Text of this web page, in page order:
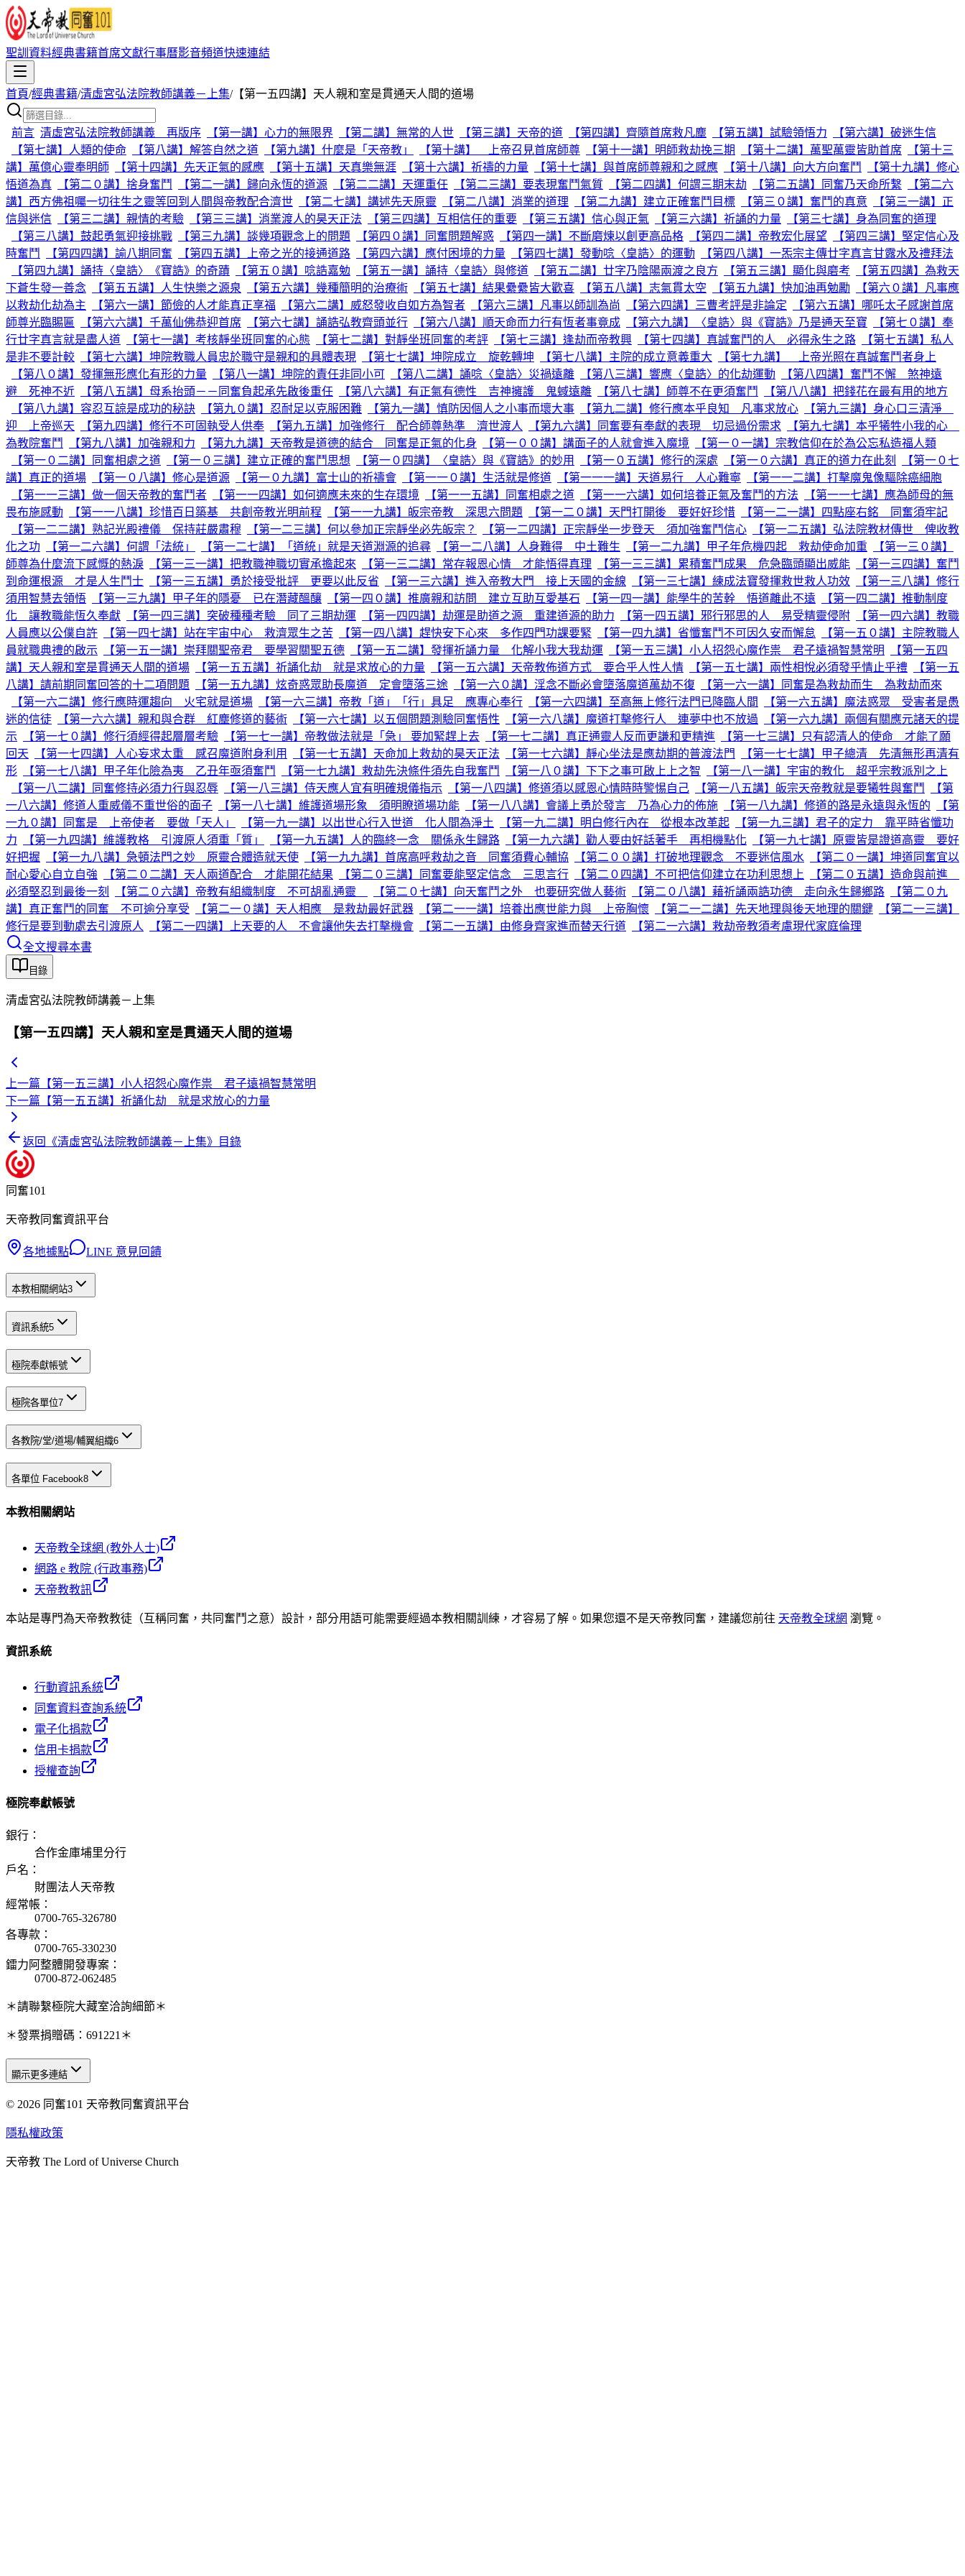
聖訓資料經典書籍首席文獻行事曆影音頻道快速連結
首頁/經典書籍/清虛宮弘法院教師講義－上集/【第一五四講】天人親和室是貫通天人間的道場
前言 清虛宮弘法院教師講義 再版序 【第一講】心力的無限界 【第二講】無常的人世 【第三講】天帝的道 【第四講】齊隨首席救凡塵 【第五講】試驗領悟力
【第六講】破迷生信
【第七講】人類的使命
【第八講】解答自然之道 【第九講】什麼是「天帝教」 【第十講】 上帝召見首席師尊 【第十一講】明師救劫挽三期 【第十二講】萬聖萬靈皆助首席
【第十三
講】萬億心靈奉明師
【第十四講】先天正氣的感應 【第十五講】天真樂無涯 【第十六講】祈禱的力量 【第十七講】與首席師尊親和之感應 【第十八講】向大方向奮鬥
【第十九講】修心
悟道為真
【第二０講】捨身奮鬥 【第二一講】歸向永恆的道源 【第二二講】天運重任 【第二三講】要表現奮鬥氣質 【第二四講】何謂三期末劫 【第二五講】同奮乃天命所繫
【第二六
講】西方佛祖囑一切往生之靈等回到人間與帝教配合濟世
【第二七講】講述先天原靈 【第二八講】消業的道理 【第二九講】建立正確奮鬥目標 【第三０講】奮鬥的真意
【第三一講】正
信與迷信
【第三二講】親情的考驗 【第三三講】消業渡人的昊天正法 【第三四講】互相信任的重要 【第三五講】信心與正氣 【第三六講】祈誦的力量
【第三七講】身為同奮的道理
【第三八講】鼓起勇氣迎接挑戰
【第三九講】談幾項觀念上的問題 【第四０講】同奮問題解惑 【第四一講】不斷磨煉以創更高品格 【第四二講】帝教宏化展望
【第四三講】堅定信心及
時奮鬥
【第四四講】諭八期同奮 【第四五講】上帝之光的接通道路 【第四六講】應付困境的力量 【第四七講】發動唸〈皇誥〉的運動
【第四八講】一炁宗主傳廿字真言甘露水及禮拜法
【第四九講】誦持〈皇誥〉《寶誥》的奇蹟
【第五０講】唸誥嘉勉 【第五一講】誦持〈皇誥〉與修道 【第五二講】廿字乃陰陽兩渡之良方 【第五三講】顯化與磨考
【第五四講】為救天
下蒼生發一善念
【第五五講】人生快樂之源泉 【第五六講】幾種簡明的治療術 【第五七講】結果纍纍皆大歡喜 【第五八講】志氣貫太空 【第五九講】快加油再勉勵
【第六０講】凡事應
以救劫化劫為主
【第六一講】節儉的人才能真正享福 【第六二講】威怒發收自如方為智者 【第六三講】凡事以師訓為尚 【第六四講】三曹考評是非論定
【第六五講】哪吒太子感謝首席
師尊光臨賜匾
【第六六講】千萬仙佛恭迎首席 【第六七講】誦誥弘教齊頭並行 【第六八講】順天命而力行有恆者事竟成 【第六九講】〈皇誥〉與《寶誥》乃是通天至寶
【第七０講】奉
行廿字真言就是盡人道
【第七一講】考核靜坐班同奮的心態 【第七二講】對靜坐班同奮的考評 【第七三講】逢劫而帝教興 【第七四講】真誠奮鬥的人 必得永生之路
【第七五講】私人
是非不要計較
【第七六講】坤院教職人員忠於職守是親和的具體表現 【第七七講】坤院成立 旋乾轉坤 【第七八講】主院的成立意義重大
【第七九講】 上帝光照在真誠奮鬥者身上
【第八０講】發揮無形應化有形的力量
【第八一講】坤院的責任非同小可 【第八二講】誦唸〈皇誥〉災禍遠離 【第八三講】響應〈皇誥〉的化劫運動
【第八四講】奮鬥不懈 煞神遠
避 死神不近
【第八五講】母系抬頭－－同奮負起承先啟後重任 【第八六講】有正氣有德性 吉神擁護 鬼蜮遠離 【第八七講】師尊不在更須奮鬥
【第八八講】把錢花在最有用的地方
【第八九講】容忍互諒是成功的秘訣
【第九０講】忍耐足以克服困難 【第九一講】慎防因個人之小事而壞大事 【第九二講】修行應本乎良知 凡事求放心
【第九三講】身心口三清淨
迎 上帝巡天
【第九四講】修行不可固執受人供奉 【第九五講】加強修行 配合師尊熱準 濟世渡人 【第九六講】同奮要有奉獻的表現 切忌過份需求
【第九七講】本乎犧牲小我的心
為教院奮鬥
【第九八講】加強親和力 【第九九講】天帝教是道德的結合 同奮是正氣的化身 【第一００講】講面子的人就會進入魔境
【第一０一講】宗教信仰在於為公忘私造福人類
【第一０二講】同奮相處之道
【第一０三講】建立正確的奮鬥思想 【第一０四講】〈皇誥〉與《寶誥》的妙用 【第一０五講】修行的深處 【第一０六講】真正的道力在此刻
【第一０七
講】真正的道場
【第一０八講】修心是道源 【第一０九講】富士山的祈禱會 【第一一０講】生活就是修道 【第一一一講】天道易行 人心難寧
【第一一二講】打擊魔鬼像驅除癌細胞
【第一一三講】做一個天帝教的奮鬥者
【第一一四講】如何適應未來的生存環境 【第一一五講】同奮相處之道 【第一一六講】如何培養正氣及奮鬥的方法
【第一一七講】應為師母的無
畏布施感動
【第一一八講】珍惜百日築基 共創帝教光明前程 【第一一九講】皈宗帝教 深思六問題 【第一二０講】天門打開後 要好好珍惜
【第一二一講】四點座右銘 同奮須牢記
【第一二二講】熟記光殿禮儀 保持莊嚴肅穆
【第一二三講】何以參加正宗靜坐必先皈宗？ 【第一二四講】正宗靜坐一步登天 須加強奮鬥信心
【第一二五講】弘法院教材傳世 俾收教
化之功
【第一二六講】何謂「法統」 【第一二七講】「道統」就是天道淵源的追尋 【第一二八講】人身難得 中土難生 【第一二九講】甲子年危機四起 救劫使命加重
【第一三０講】
師尊為什麼流下感慨的熱淚
【第一三一講】把教職神職切實承擔起來 【第一三二講】常存報恩心情 才能悟得真理 【第一三三講】累積奮鬥成果 危急臨頭顯出威能
【第一三四講】奮鬥
到命運根源 才是人生鬥士
【第一三五講】勇於接受批評 更要以此反省 【第一三六講】進入帝教大門 接上天國的金線 【第一三七講】練成法寶發揮救世救人功效
【第一三八講】修行
須用智慧去領悟
【第一三九講】甲子年的隱憂 已在潛藏醞釀 【第一四０講】推廣親和訪問 建立互助互愛基石 【第一四一講】能學牛的苦幹 悟道離此不遠
【第一四二講】推動制度
化 讓教職能恆久奉獻
【第一四三講】突破種種考驗 同了三期劫運 【第一四四講】劫運是助道之源 重建道源的助力 【第一四五講】邪行邪思的人 易受精靈侵附
【第一四六講】教職
人員應以公僕自許
【第一四七講】站在宇宙中心 救濟眾生之苦 【第一四八講】趕快安下心來 多作四門功課要緊 【第一四九講】省懺奮鬥不可因久安而懈怠
【第一五０講】主院教職人
員就職典禮的啟示
【第一五一講】崇拜關聖帝君 要學習關聖五德 【第一五二講】發揮祈誦力量 化解小我大我劫運 【第一五三講】小人招怨心魔作祟 君子遠禍智慧常明
【第一五四
講】天人親和室是貫通天人間的道場
【第一五五講】祈誦化劫 就是求放心的力量 【第一五六講】天帝教佈道方式 要合乎人性人情 【第一五七講】兩性相悅必須發乎情止乎禮
【第一五
八講】請前期同奮回答的十二項問題
【第一五九講】炫奇惑眾助長魔道 定會墮落三途 【第一六０講】淫念不斷必會墮落魔道萬劫不復
【第一六一講】同奮是為救劫而生 為救劫而來
【第一六二講】修行應時運趨向 火宅就是道場
【第一六三講】帝教「道」「行」具足 應專心奉行 【第一六四講】至高無上修行法門已降臨人間
【第一六五講】魔法惑眾 受害者是愚
迷的信徒
【第一六六講】親和與合群 紅塵修道的藝術 【第一六七講】以五個問題測驗同奮悟性 【第一六八講】魔道打擊修行人 連夢中也不放過
【第一六九講】兩個有關應元諸天的提
示
【第一七０講】修行須經得起層層考驗 【第一七一講】帝教做法就是「急」 要加緊趕上去 【第一七二講】真正通靈人反而更謙和更精進
【第一七三講】只有認清人的使命 才能了願
回天
【第一七四講】人心妄求太重 感召魔道附身利用 【第一七五講】天命加上救劫的昊天正法 【第一七六講】靜心坐法是應劫期的普渡法門
【第一七七講】甲子總清 先清無形再清有
形
【第一七八講】甲子年化險為夷 乙丑年亟須奮鬥 【第一七九講】救劫先決條件須先自我奮鬥 【第一八０講】下下之事可啟上上之智
【第一八一講】宇宙的教化 超乎宗教派別之上
【第一八二講】同奮修持必須力行與忍辱
【第一八三講】侍天應人宜有明確規儀指示 【第一八四講】修道須以感恩心情時時警惕自己 【第一八五講】皈宗天帝教就是要犧牲與奮鬥
【第
一八六講】修道人重威儀不重世俗的面子
【第一八七講】維護道場形象 須明瞭道場功能 【第一八八講】會議上勇於發言 乃為心力的佈施 【第一八九講】修道的路是永遠與永恆的
【第
一九０講】同奮是 上帝使者 要做「天人」
【第一九一講】以出世心行入世道 化人間為淨土 【第一九二講】明白修行內在 從根本改革起
【第一九三講】君子的定力 靠平時省懺功
力
【第一九四講】維護教格 引渡原人須重「質」 【第一九五講】人的臨終一念 關係永生歸路 【第一九六講】勸人要由好話著手 再相機點化
【第一九七講】原靈皆是證道高靈 要好
好把握
【第一九八講】急頓法門之妙 原靈合體造就天使 【第一九九講】首席高呼救劫之音 同奮須費心輔協 【第二００講】打破地理觀念 不要迷信風水
【第二０一講】坤道同奮宜以
耐心愛心自立自強
【第二０二講】天人兩道配合 才能開花結果 【第二０三講】同奮要能堅定信念 三思言行 【第二０四講】不可把信仰建立在功利思想上
【第二０五講】造命與前進
必須堅忍到最後一刻
【第二０六講】帝教有組織制度 不可胡亂通靈 【第二０七講】向天奮鬥之外 也要研究做人藝術 【第二０八講】藉祈誦兩誥功德 走向永生歸鄉路
【第二０九
講】真正奮鬥的同奮 不可逾分享受
【第二一０講】天人相應 是救劫最好武器 【第二一一講】培養出應世能力與 上帝胸懷 【第二一二講】先天地理與後天地理的關鍵
【第二一三講】
修行是要到動處去引渡原人
【第二一四講】上天要的人 不會讓他失去打擊機會 【第二一五講】由修身齊家進而替天行道
【第二一六講】救劫帝教須考慮現代家庭倫理
全文搜尋本書
目錄
清虛宮弘法院教師講義－上集
【第一五四講】天人親和室是貫通天人間的道場
上一篇 【第一五三講】小人招怨心魔作祟 君子遠禍智慧常明
下一篇 【第一五五講】祈誦化劫 就是求放心的力量
返回《清虛宮弘法院教師講義－上集》目錄
同奮101
天帝教同奮資訊平台
各地據點 LINE 意見回饋
本教相關網站3
資訊系統5
極院奉獻帳號
極院各單位7
各教院/堂/道場/輔翼組織6
各單位 Facebook8
本教相關網站
天帝教全球網 (教外人士)
網路 e 教院 (行政事務)
天帝教教訊
本站是專門為天帝教教徒（互稱同奮，共同奮鬥之意）設計，部分用語可能需要經過本教相關訓練，才容易了解。如果您還不是天帝教同奮，建議您前往 天帝教全球網 瀏覽。
資訊系統
行動資訊系統
同奮資料查詢系統
電子化捐款
信用卡捐款
授權查詢
極院奉獻帳號
銀行 ：
合作金庫埔里分行
戶名 ：
財團法人天帝教
經常帳 ：
0700-765-326780
各專款 ：
0700-765-330230
鐳力阿整體開發專案 ：
0700-872-062485
＊請聯繫極院大藏室洽詢細節＊
＊發票捐贈碼：691221＊
天人研究總院
天人研究學院
天人炁功院
顯示更多連結
© 2026 同奮101 天帝教同奮資訊平台
隱私權政策
天帝教 The Lord of Universe Church